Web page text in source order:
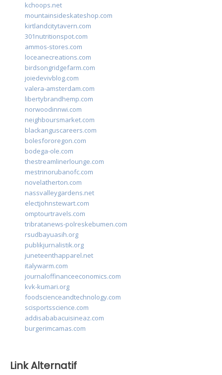
kchoops.net
mountainsideskateshop.com
kirtlandcitytavern.com
301nutritionspot.com
ammos-stores.com
loceanecreations.com
birdsongridgefarm.com
joiedevivblog.com
valera-amsterdam.com
libertybrandhemp.com
norwoodinnwi.com
neighboursmarket.com
blackanguscareers.com
bolesfororegon.com
bodega-ole.com
thestreamlinerlounge.com
mestrinorubanofc.com
novelatherton.com
nassvalleygardens.net
electjohnstewart.com
omptourtravels.com
tribratanews-polreskebumen.com
rsudbayuasih.org
publikjurnalistik.org
juneteenthapparel.net
italywarm.com
journaloffinanceeconomics.com
kvk-kumari.org
foodscienceandtechnology.com
scisportsscience.com
addisababacuisineaz.com
burgerimcamas.com
Link Alternatif